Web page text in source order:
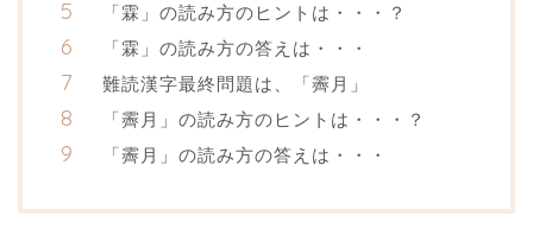
「霖」の読み方のヒントは・・・？
「霖」の読み方の答えは・・・
難読漢字最終問題は、「霽月」
「霽月」の読み方のヒントは・・・？
「霽月」の読み方の答えは・・・